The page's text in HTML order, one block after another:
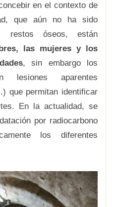
en el contexto de
que aún no ha sido
restos óseos, están
las mujeres y los
, sin embargo los
lesiones aparentes
que permitan identificar
En la actualidad, se
por radiocarbono
los diferentes